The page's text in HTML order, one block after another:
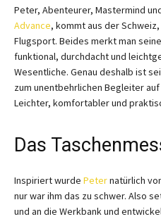
Peter, Abenteurer, Mastermind
Advance, kommt aus der
Flugsport. Beides merkt man
funktional, durchdacht und
Wesentliche. Genau deshalb ist
zum unentbehrlichen Begleiter
Leichter, komfortabler und
Das
Inspiriert wurde Peternatürlich
nur war ihm das zu schwer. Also
und an die Werkbank und